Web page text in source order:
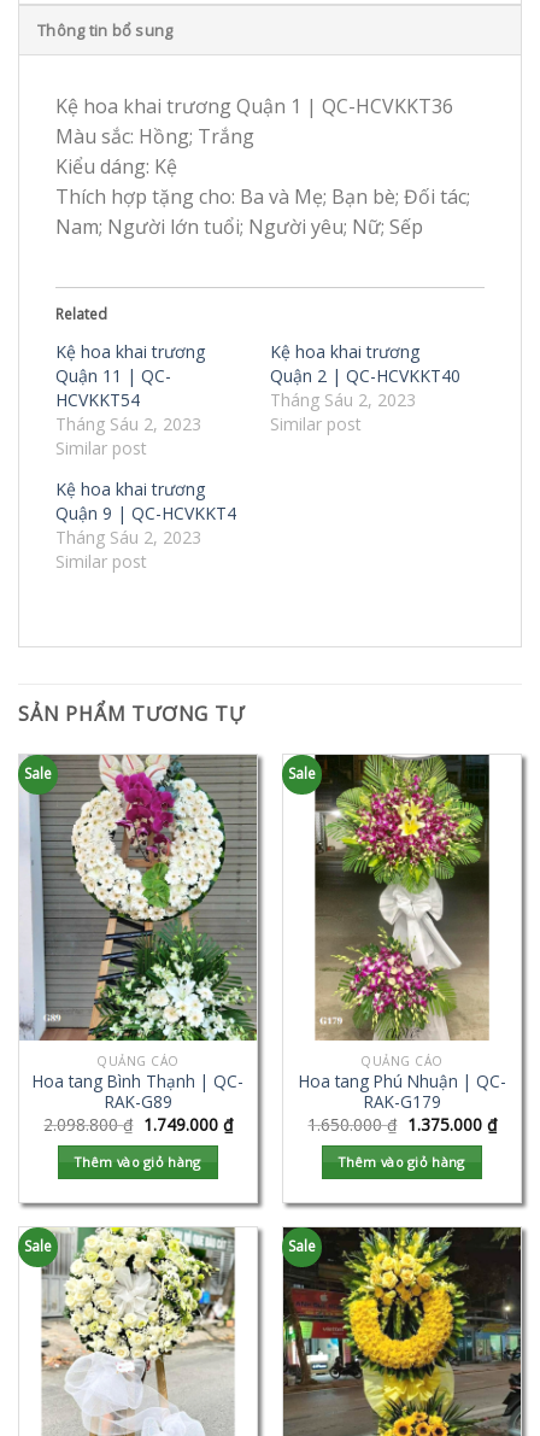
Thông tin bổ sung
Kệ hoa khai trương Quận 1 | QC-HCVKKT36
Màu sắc: Hồng; Trắng
Kiểu dáng: Kệ
Thích hợp tặng cho: Ba và Mẹ; Bạn bè; Đối tác;
Nam; Người lớn tuổi; Người yêu; Nữ; Sếp
Related
Kệ hoa khai trương
Quận 11 | QC-
HCVKKT54
Tháng Sáu 2, 2023
Similar post
Kệ hoa khai trương
Quận 2 | QC-HCVKKT40
Tháng Sáu 2, 2023
Similar post
Kệ hoa khai trương
Quận 9 | QC-HCVKKT4
Tháng Sáu 2, 2023
Similar post
SẢN PHẨM TƯƠNG TỰ
Sale
QUẢNG CÁO
Hoa tang Bình Thạnh | QC-
RAK-G89
2.098.800₫ 1.749.000 ₫
Thêm vào giỏ hàng
Sale
QUẢNG CÁO
Hoa tang Phú Nhuận | QC-
RAK-G179
1.650.000₫ 1.375.000 ₫
Thêm vào giỏ hàng
Sale Sale